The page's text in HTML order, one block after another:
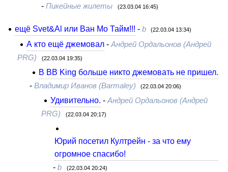
- Пикейные жилеты (23.03.04 16:45)
ещё Svet&Al или Ван Мо Тайм!!! - b (22.03.04 13:34)
А кто ещё джемовал -Андрей Ордальонов (Андрей
PRG)
(22.03.04 19:35)
В BB King больше никто джемовать не пришел.
- Владимир Иванов (Barmaley) (22.03.04 20:06)
Удивительно. - Андрей Ордальонов (Андрей
PRG)
(22.03.04 20:17)
Юрий посетил Култрейн - за что ему
огромное спасибо!
-b (22.03.04 20:24)